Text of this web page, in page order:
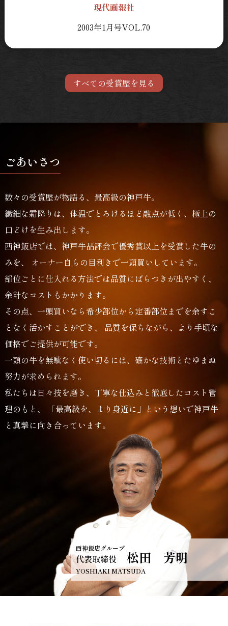
現代画報社
2003年1月号VOL.70
すべての受賞歴を見る
ごあいさつ
数々の受賞歴が物語る、最高級の神戸牛。
繊細な霜降りは、体温でとろけるほど融点が低く、極上の
口どけを生み出します。
西神飯店では、神戸牛品評会で優秀賞以上を受賞した牛の
みを、
オーナー自らの目利きで一頭買いしています。
部位ごとに仕入れる方法では品質にばらつきが出やすく、
余計なコストもかかります。
その点、一頭買いなら希少部位から定番部位までを余すこ
となく活かすことができ、
品質を保ちながら、より手頃な
価格でご提供が可能です。
一頭の牛を無駄なく使い切るには、確かな技術とたゆまぬ
努力が求められます。
私たちは日々技を磨き、丁寧な仕込みと徹底したコスト管
理のもと、
「最高級を、より身近に」という想いで神戸牛
と真摯に向き合っています。
西神飯店グループ
代表取締役 松田 芳明
YOSHIAKI MATSUDA
五感で愉しむ。
心ゆくまで神戸牛を。
神戸牛の美味しさを、
落ち着いた空間で、
特別な日を彩る、